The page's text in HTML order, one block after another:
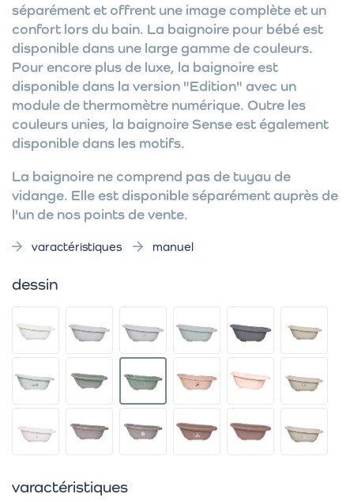
séparément et offrent une image complète et un
confort lors du bain. La baignoire pour bébé est
disponible dans une large gamme de couleurs.
Pour encore plus de luxe, la baignoire est
disponible dans la version "Edition" avec un
module de thermomètre numérique. Outre les
couleurs unies, la baignoire Sense est également
disponible dans les motifs.
La baignoire ne comprend pas de tuyau de
vidange. Elle est disponible séparément auprès de
l'un de nos points de vente.
varactéristiques manuel
dessin
varactéristiques